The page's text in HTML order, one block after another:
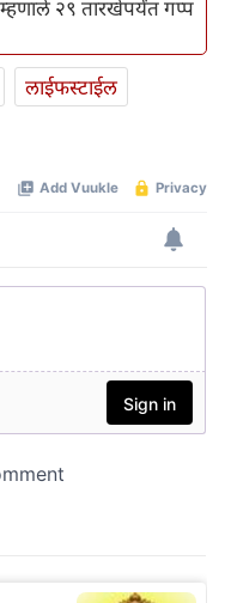
२९ तारखेपर्यंत गप्प
लाईफस्टाईल